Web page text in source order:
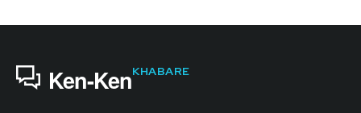
Ken-KenKHABARE